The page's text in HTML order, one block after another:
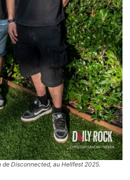
de Disconnected, au Hellfest 2025.